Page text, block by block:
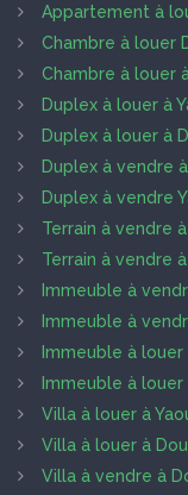
Appartement à
Chambre à louer
Chambre à louer
Duplex à louer à
Duplex à louer à
Duplex à vendre
Duplex à vendre
Terrain à vendre
Terrain à vendre
Immeuble à
Immeuble à
Immeuble à louer
Immeuble à louer
Villa à louer à
Villa à louer à
Villa à vendre à